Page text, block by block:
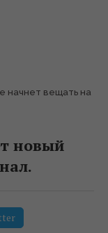
начнет вещать на
новый